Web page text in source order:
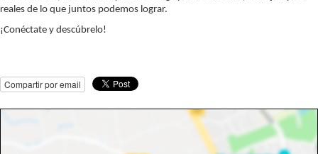
reales de lo que juntos podemos lograr.
¡Conéctate y descúbrelo!
Compartir por email